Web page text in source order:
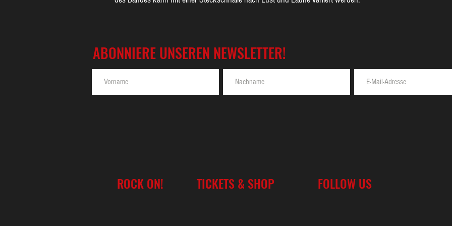
ABONNIERE UNSEREN NEWSLETTER!
ROCK ON! TICKETS & SHOP FOLLOW US